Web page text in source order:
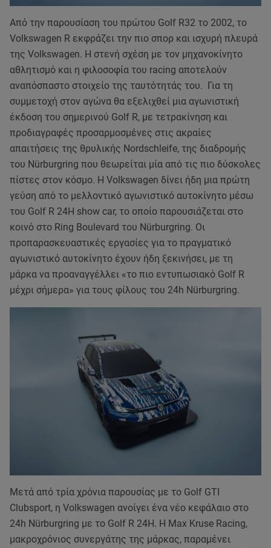
Από την παρουσίαση του πρώτου Golf R32 το 2002, το
Volkswagen R εκφράζει την πιο σπορ και ισχυρή πλευρά
της Volkswagen. Η στενή σχέση με τον μηχανοκίνητο
αθλητισμό και η φιλοσοφία του racing αποτελούν
αναπόσπαστο στοιχείο της ταυτότητάς του. Για τη
συμμετοχή στον αγώνα θα εξελιχθεί μια αγωνιστική
έκδοση του σημερινού Golf R, με τετρακίνηση και
προδιαγραφές προσαρμοσμένες στις ακραίες
απαιτήσεις της θρυλικής Nordschleife, της διαδρομής
του Nürburgring που θεωρείται μία από τις πιο δύσκολες
πίστες στον κόσμο. Η Volkswagen δίνει ήδη μια πρώτη
γεύση από το μελλοντικό αγωνιστικό αυτοκίνητο μέσω
του Golf R 24H show car, το οποίο παρουσιάζεται στο
κοινό στο Ring Boulevard του Nürburgring. Οι
προπαρασκευαστικές εργασίες για το πραγματικό
αγωνιστικό αυτοκίνητο έχουν ήδη ξεκινήσει, με τη
μάρκα να προαναγγέλλει «το πιο εντυπωσιακό Golf R
μέχρι σήμερα» για τους φίλους του 24h Nürburgring.
Μετά από τρία χρόνια παρουσίας με το Golf GTI
Clubsport, η Volkswagen ανοίγει ένα νέο κεφάλαιο στο
24h Nürburgring με το Golf R 24H. Η Max Kruse Racing,
μακροχρόνιος συνεργάτης της μάρκας, παραμένει